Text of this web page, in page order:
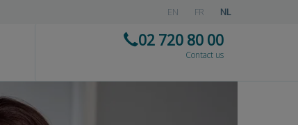
EN FR NL
02 720 80 00
Contact us